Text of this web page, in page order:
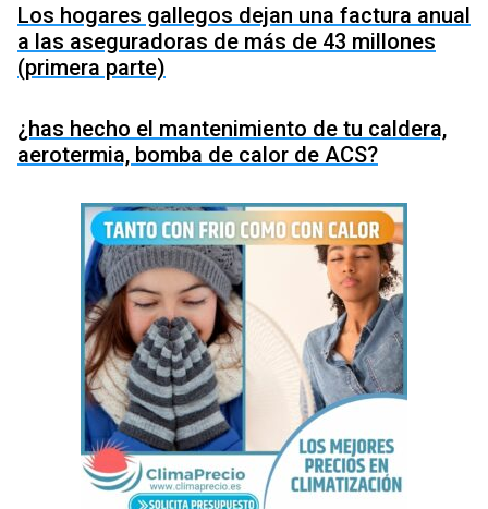
Los hogares gallegos dejan una factura anual
a las aseguradoras de más de 43 millones
(primera parte)
¿has hecho el mantenimiento de tu caldera,
aerotermia, bomba de calor de ACS?